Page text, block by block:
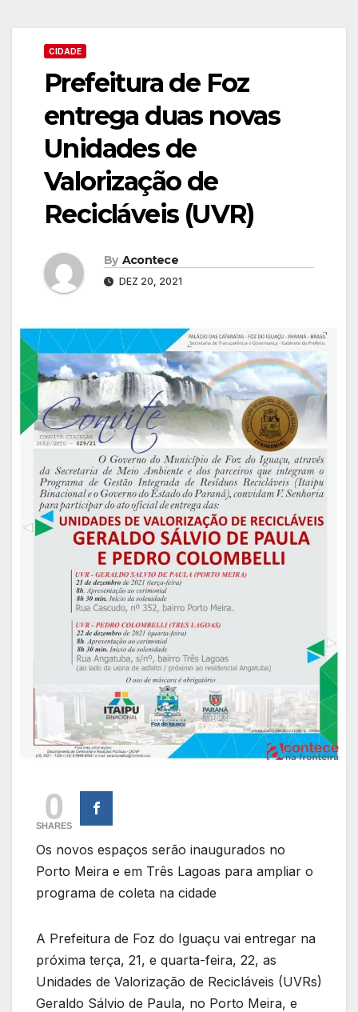
CIDADE
Prefeitura de Foz
entrega duas novas
Unidades de
Valorização de
Recicláveis (UVR)
By Acontece
DEZ 20, 2021
0
SHARES
Os novos espaços serão inaugurados no
Porto Meira e em Três Lagoas para ampliar o
programa de coleta na cidade
A Prefeitura de Foz do Iguaçu vai entregar na
próxima terça, 21, e quarta-feira, 22, as
Unidades de Valorização de Recicláveis (UVRs)
Geraldo Sálvio de Paula, no Porto Meira, e